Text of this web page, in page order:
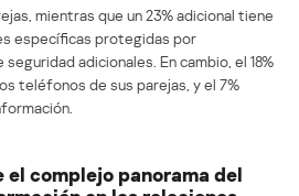
mientras que un 23% adicional tiene
específicas protegidas por
adicionales. En cambio, el 18%
teléfonos de sus parejas, y el 7%
complejo panorama del